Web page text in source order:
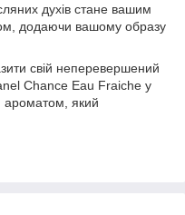
духів стане вашим
додаючи вашому образу
свій неперевершений
Chance Eau Fraiche у
ароматом, який